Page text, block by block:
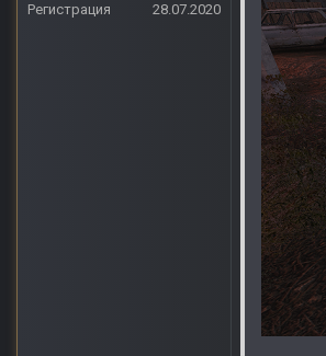
Регистрация
28.07.2020